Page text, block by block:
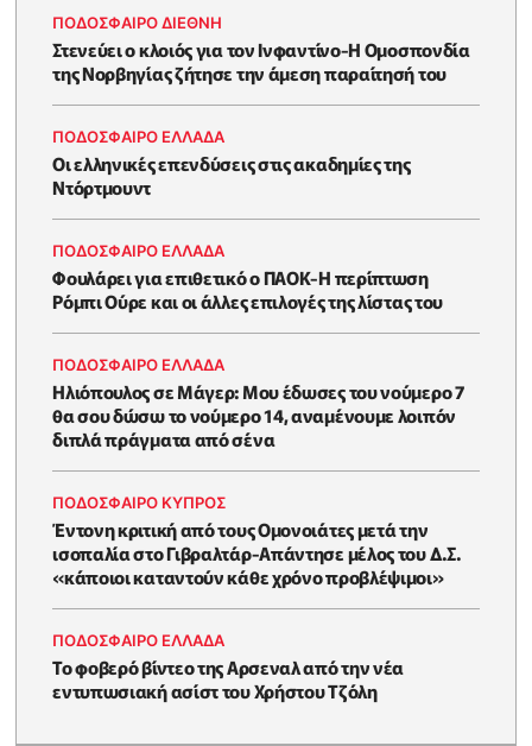
ΠΟΔΟΣΦΑΙΡΟ ΔΙΕΘΝΗ
Στενεύει ο κλοιός για τον Ινφαντίνο-Η Ομοσπονδία
της Νορβηγίας ζήτησε την άμεση παραίτησή του
ΠΟΔΟΣΦΑΙΡΟ ΕΛΛΑΔΑ
Οι ελληνικές επενδύσεις στις ακαδημίες της
Ντόρτμουντ
ΠΟΔΟΣΦΑΙΡΟ ΕΛΛΑΔΑ
Φουλάρει για επιθετικό ο ΠΑΟΚ-Η περίπτωση
Ρόμπι Ούρε και οι άλλες επιλογές της λίστας του
ΠΟΔΟΣΦΑΙΡΟ ΕΛΛΑΔΑ
Ηλιόπουλος σε Μάγερ: Μου έδωσες του νούμερο 7
θα σου δώσω το νούμερο 14, αναμένουμε λοιπόν
διπλά πράγματα από σένα
ΠΟΔΟΣΦΑΙΡΟ ΚΥΠΡΟΣ
Έντονη κριτική από τους Ομονοιάτες μετά την
ισοπαλία στο Γιβραλτάρ-Απάντησε μέλος του Δ.Σ.
«κάποιοι καταντούν κάθε χρόνο προβλέψιμοι»
ΠΟΔΟΣΦΑΙΡΟ ΕΛΛΑΔΑ
Το φοβερό βίντεο της Αρσεναλ από την νέα
εντυπωσιακή ασίστ του Χρήστου Τζόλη